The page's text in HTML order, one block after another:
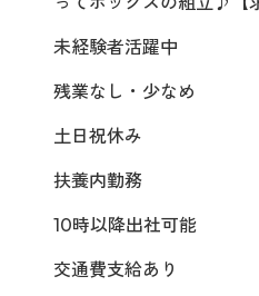
未経験者活躍中
残業なし・少なめ
土日祝休み
扶養内勤務
10時以降出社可能
交通費支給あり